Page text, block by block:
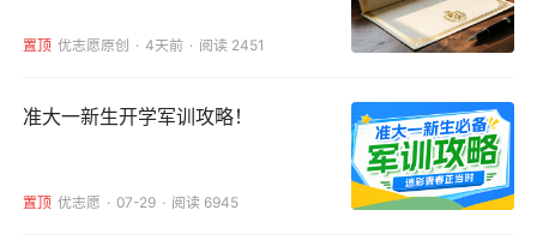
置顶 优志愿原创 4天前 阅读 2451
准大一新生开学军训攻略！
置顶 优志愿 07-29 阅读 6945